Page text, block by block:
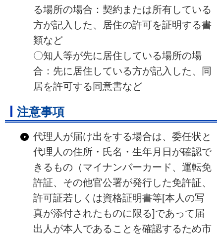
る場所の場合：契約または所有している
方が記入した、居住の許可を証明する書
類など
〇知人等が先に居住している場所の場
合：先に居住している方が記入した、同
居を許可する同意書など
注意事項
代理人が届け出をする場合は、委任状と
代理人の住所・氏名・生年月日が確認で
きるもの（マイナンバーカード、運転免
許証、その他官公署が発行した免許証、
許可証若しくは資格証明書等[本人の写
真が添付されたものに限る]であって届
出人が本人であることを確認するため市